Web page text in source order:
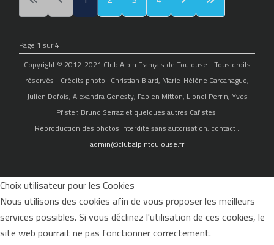
Page 1 sur 4
Copyright © 2012-2021 Club Alpin Français de Toulouse - Tous droits
réservés - Crédits photo : Christian Biard, Marie-Hélène Carcanague,
Julien Defois, Alexandra Genesty, Fabien Mitton, Lionel Perrin, Yves
Pfister, Bruno Serraz et quelques autres Cafistes.
Reproduction des photos interdite sans autorisation, contact :
admin@clubalpintoulouse.fr
Choix utilisateur pour les Cookies
Nous utilisons des cookies afin de vous proposer les meilleurs
services possibles. Si vous déclinez l'utilisation de ces cookies, le
site web pourrait ne pas fonctionner correctement.